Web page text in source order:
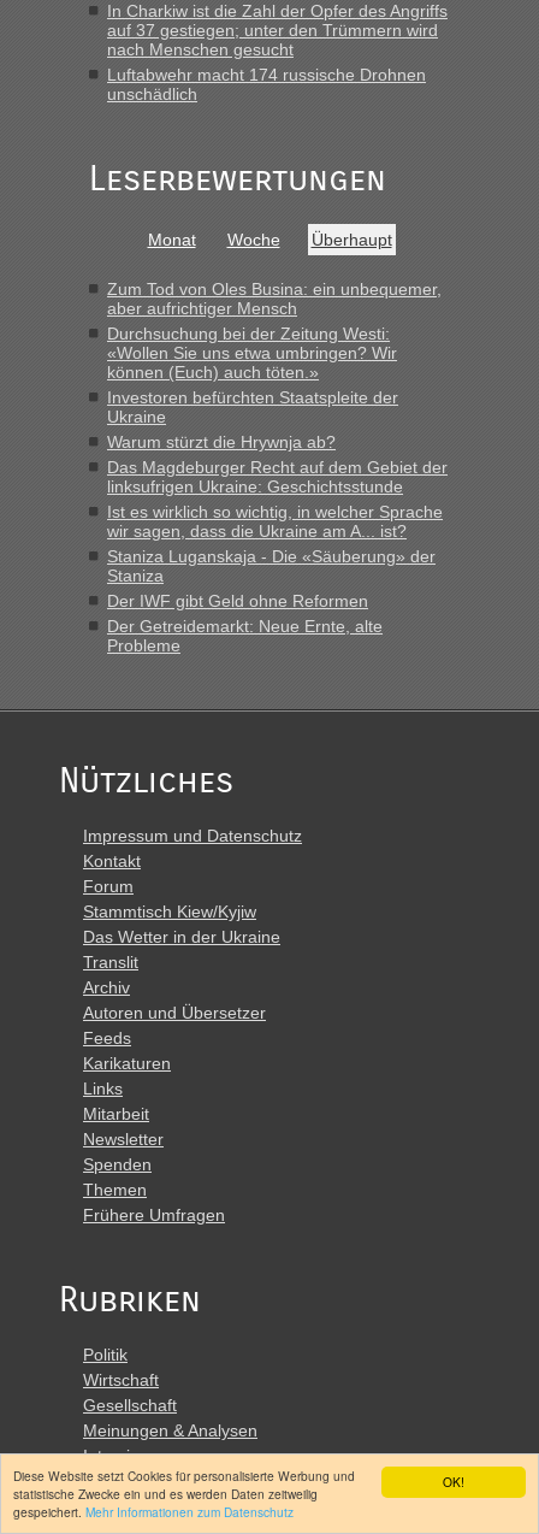
OK!
Diese Website setzt Cookies für personalisierte Werbung und
statistische Zwecke ein und es werden Daten zeitweilig
gespeichert. Mehr Informationen zum Datenschutz
In Charkiw ist die Zahl der Opfer des Angriffs
auf 37 gestiegen; unter den Trümmern wird
nach Menschen gesucht
Luftabwehr macht 174 russische Drohnen
unschädlich
Leserbewertungen
Monat Woche Überhaupt
Zum Tod von Oles Busina: ein unbequemer,
aber aufrichtiger Mensch
Durchsuchung bei der Zeitung Westi:
«Wollen Sie uns etwa umbringen? Wir
können (Euch) auch töten.»
Investoren befürchten Staatspleite der
Ukraine
Warum stürzt die Hrywnja ab?
Das Magdeburger Recht auf dem Gebiet der
linksufrigen Ukraine: Geschichtsstunde
Ist es wirklich so wichtig, in welcher Sprache
wir sagen, dass die Ukraine am A... ist?
Staniza Luganskaja - Die «Säuberung» der
Staniza
Der IWF gibt Geld ohne Reformen
Der Getreidemarkt: Neue Ernte, alte
Probleme
Nützliches
Impressum und Datenschutz
Kontakt
Forum
Stammtisch Kiew/Kyjiw
Das Wetter in der Ukraine
Translit
Archiv
Autoren und Übersetzer
Feeds
Karikaturen
Links
Mitarbeit
Newsletter
Spenden
Themen
Frühere Umfragen
Rubriken
Politik
Wirtschaft
Gesellschaft
Meinungen & Analysen
Interviews
Lebensläufe
Pressemitteilungen